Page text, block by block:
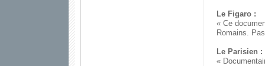
Le Figaro :
« Ce
Romains.
Le Parisien :
«